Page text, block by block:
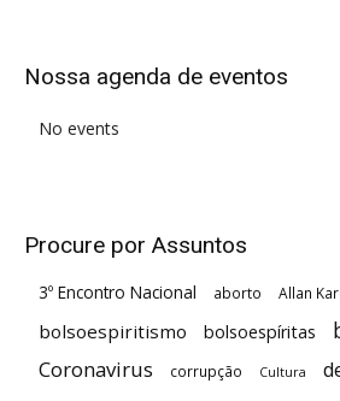
Nossa agenda de eventos
No events
Procure por Assuntos
3º Encontro Nacional aborto Allan
bolsoespiritismo bolsoespíritas
Coronavirus corrupção Cultura